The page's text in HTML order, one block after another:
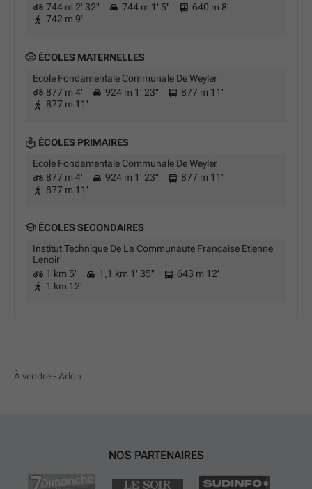
744 m 2' 32''
744 m 1' 5''
640 m 8'
742 m 9'
ÉCOLES MATERNELLES
Ecole Fondamentale Communale De Weyler
877 m 4'
924 m 1' 23''
877 m 11'
877 m 11'
ÉCOLES PRIMAIRES
Ecole Fondamentale Communale De Weyler
877 m 4'
924 m 1' 23''
877 m 11'
877 m 11'
ÉCOLES SECONDAIRES
Institut Technique De La Communaute Francaise Etienne
Lenoir
1 km 5'
1,1 km 1' 35''
643 m 12'
1 km 12'
À vendre - Arlon
NOS PARTENAIRES